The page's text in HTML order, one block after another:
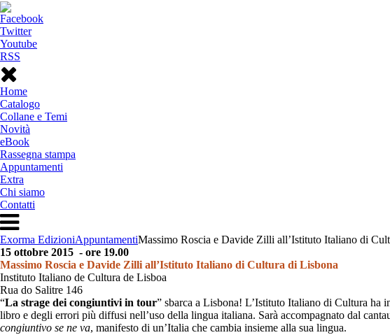
Facebook
Twitter
Youtube
RSS
Home
Catalogo
Collane e Temi
Novità
eBook
Rassegna stampa
Appuntamenti
Extra
Chi siamo
Contatti
Exorma EdizioniAppuntamentiMassimo Roscia e Davide Zilli all’Istituto Italiano di
15 ottobre 2015 - ore 19.00
Massimo Roscia e Davide Zilli all’Istituto Italiano di Cultura di Lisbona
Instituto Italiano de Cultura de Lisboa
Rua do Salitre 146
“La strage dei congiuntivi in tour” sbarca a Lisbona! L’Istituto Italiano di Cultura ha
libro e degli errori più diffusi nell’uso della lingua italiana. Sarà accompagnato dal
congiuntivo se ne va, manifesto di un’Italia che cambia insieme alla sua lingua.